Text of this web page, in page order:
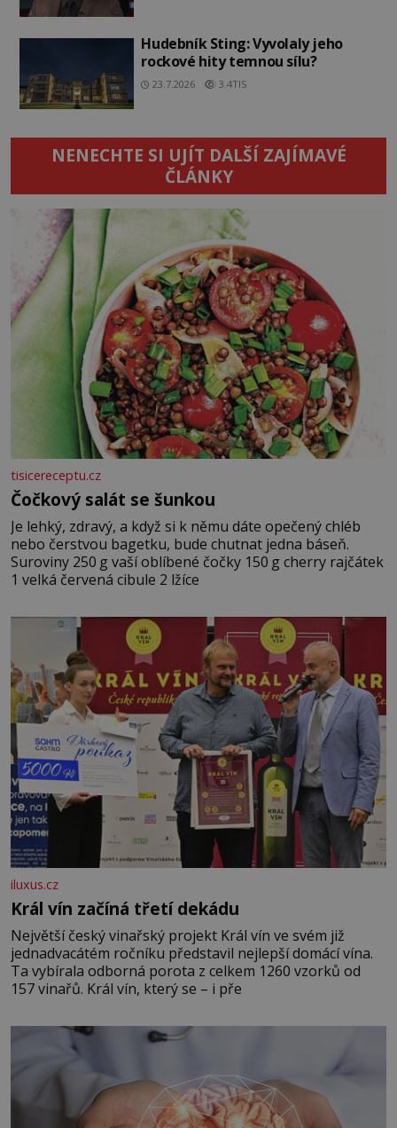
Hudebník Sting: Vyvolaly jeho
rockové hity temnou sílu?
23.7.2026 3.4TIS
NENECHTE SI UJÍT DALŠÍ ZAJÍMAVÉ
ČLÁNKY
tisicereceptu.cz
Čočkový salát se šunkou
Je lehký, zdravý, a když si k němu dáte opečený chléb
nebo čerstvou bagetku, bude chutnat jedna báseň.
Suroviny 250 g vaší oblíbené čočky 150 g cherry rajčátek
1 velká červená cibule 2 lžíce
iluxus.cz
Král vín začíná třetí dekádu
Největší český vinařský projekt Král vín ve svém již
jednadvacátém ročníku představil nejlepší domácí vína.
Ta vybírala odborná porota z celkem 1260 vzorků od
157 vinařů. Král vín, který se – i pře